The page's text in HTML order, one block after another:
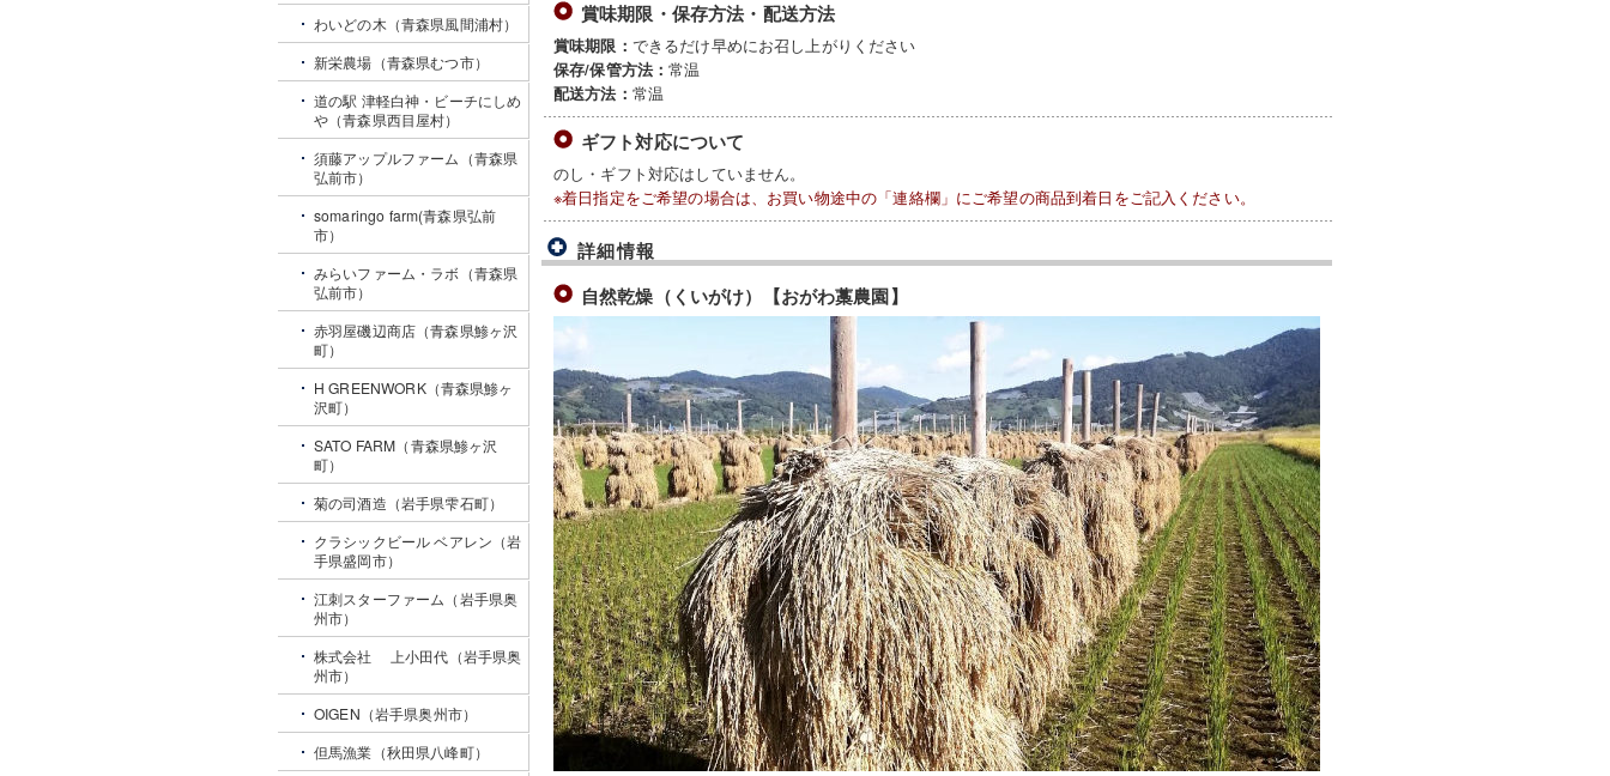
賞味期限・保存方法・配送方法
賞味期限： できるだけ早めにお召し上がりください
保存/保管方法：常温
配送方法： 常温
ギフト対応について
のし・ギフト対応はしていません。
※着日指定をご希望の場合は、お買い物途中の「連絡欄」にご希望の商品到着日をご記入ください。
詳細情報
自然乾燥（くいがけ）【おがわ藁農園】
わいどの木（青森県風間浦村）
新栄農場（青森県むつ市）
道の駅 津軽白神・ビーチにしめ
や（青森県西目屋村）
須藤アップルファーム（青森県
弘前市）
somaringo farm(青森県弘前
市）
みらいファーム・ラボ（青森県
弘前市）
赤羽屋磯辺商店（青森県鯵ヶ沢
町）
H GREENWORK（青森県鯵ヶ
沢町）
SATO FARM（青森県鯵ヶ沢
町）
菊の司酒造（岩手県雫石町）
クラシックビール ベアレン（岩
手県盛岡市）
江刺スターファーム（岩手県奥
州市）
株式会社 上小田代（岩手県奥
州市）
OIGEN（岩手県奥州市）
但馬漁業（秋田県八峰町）